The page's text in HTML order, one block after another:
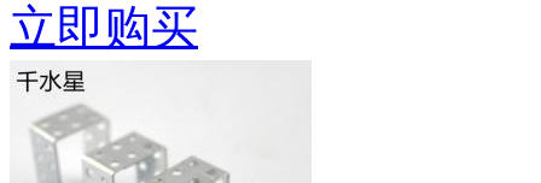
立即购买